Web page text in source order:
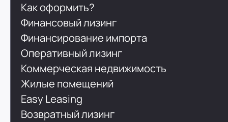
Как оформить?
Финансовый лизинг
Финансирование импорта
Оперативный лизинг
Коммерческая недвижимость
Жилые помещений
Easy Leasing
Возвратный лизинг